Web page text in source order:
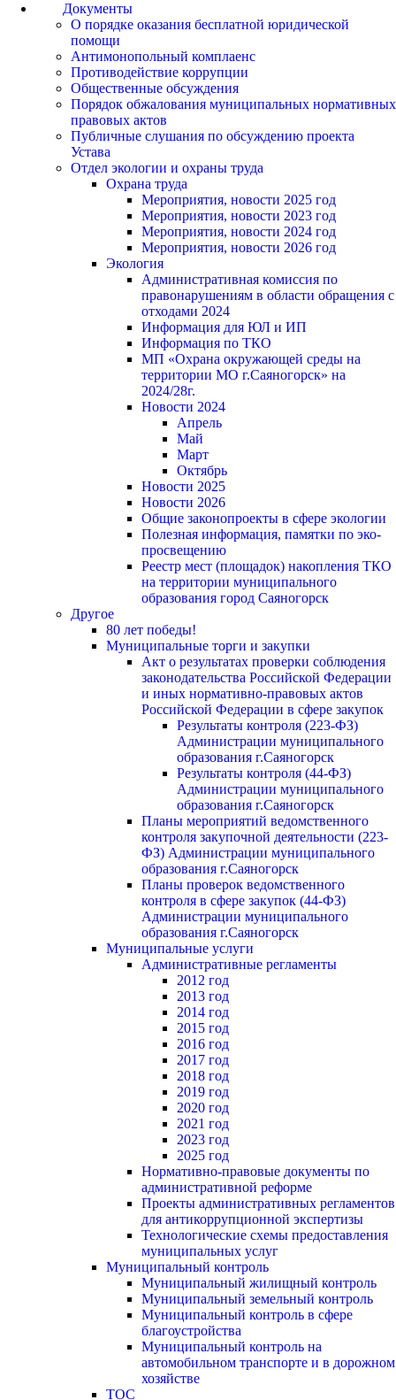
Документы
О порядке оказания бесплатной юридической
помощи
Антимонопольный комплаенс
Противодействие коррупции
Общественные обсуждения
Порядок обжалования муниципальных нормативных
правовых актов
Публичные слушания по обсуждению проекта
Устава
Отдел экологии и охраны труда
Охрана труда
Мероприятия, новости 2025 год
Мероприятия, новости 2023 год
Мероприятия, новости 2024 год
Мероприятия, новости 2026 год
Экология
Административная комиссия по
правонарушениям в области обращения с
отходами 2024
Информация для ЮЛ и ИП
Информация по ТКО
МП «Охрана окружающей среды на
территории МО г.Саяногорск» на
2024/28г.
Новости 2024
Апрель
Май
Март
Октябрь
Новости 2025
Новости 2026
Общие законопроекты в сфере экологии
Полезная информация, памятки по эко-
просвещению
Реестр мест (площадок) накопления ТКО
на территории муниципального
образования город Саяногорск
Другое
80 лет победы!
Муниципальные торги и закупки
Акт о результатах проверки соблюдения
законодательства Российской Федерации
и иных нормативно-правовых актов
Российской Федерации в сфере закупок
Результаты контроля (223-ФЗ)
Администрации муниципального
образования г.Саяногорск
Результаты контроля (44-ФЗ)
Администрации муниципального
образования г.Саяногорск
Планы мероприятий ведомственного
контроля закупочной деятельности (223-
ФЗ) Администрации муниципального
образования г.Саяногорск
Планы проверок ведомственного
контроля в сфере закупок (44-ФЗ)
Администрации муниципального
образования г.Саяногорск
Муниципальные услуги
Административные регламенты
2012 год
2013 год
2014 год
2015 год
2016 год
2017 год
2018 год
2019 год
2020 год
2021 год
2023 год
2025 год
Нормативно-правовые документы по
административной реформе
Проекты административных регламентов
для антикоррупционной экспертизы
Технологические схемы предоставления
муниципальных услуг
Муниципальный контроль
Муниципальный жилищный контроль
Муниципальный земельный контроль
Муниципальный контроль в сфере
благоустройства
Муниципальный контроль на
автомобильном транспорте и в дорожном
хозяйстве
ТОС